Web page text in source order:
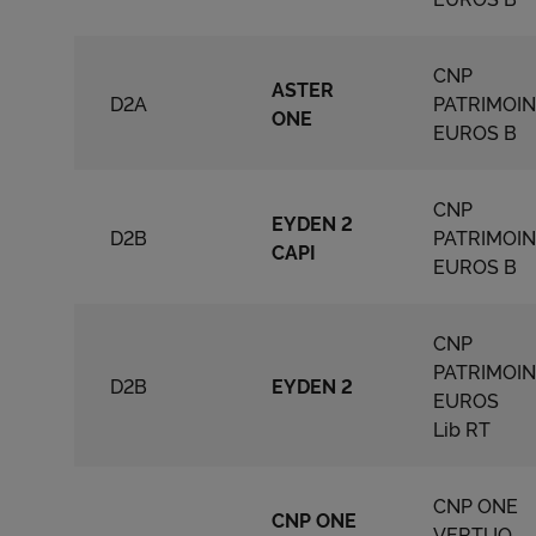
D2A
ASTER
ONE
CNP
EUROS B
D2B
EYDEN 2
CAPI
CNP
EUROS B
D2B EYDEN 2
CNP
EUROS
Lib RT
CNP ONE
CNP ONE